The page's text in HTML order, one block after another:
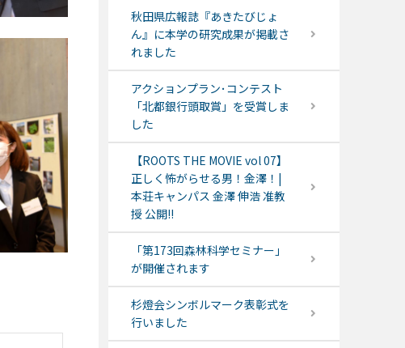
秋田県広報誌『あきたびじょ
ん』に本学の研究成果が掲載さ
れました
アクションプラン･コンテスト
「北都銀行頭取賞」を受賞しま
した
【ROOTS THE MOVIE vol 07】
正しく怖がらせる男！金澤！|
本荘キャンパス 金澤 伸浩 准教
授 公開!!
「第173回森林科学セミナー」
が開催されます
杉燈会シンボルマーク表彰式を
行いました